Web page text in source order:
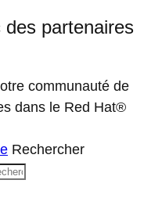
partenaires
communauté de
dans le Red Hat®
Rechercher